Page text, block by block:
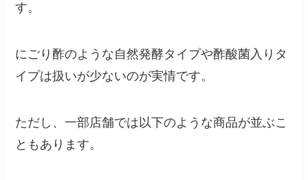
す。
にごり酢のような自然発酵タイプや酢酸菌入りタ
イプは扱いが少ないのが実情です。
ただし、一部店舗では以下のような商品が並ぶこ
ともあります。